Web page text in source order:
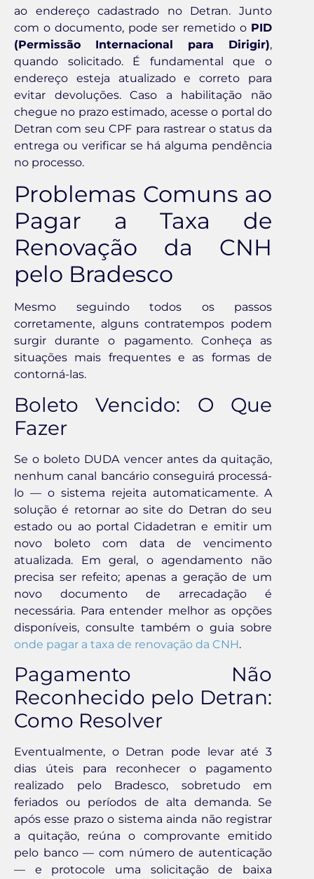
ao endereço cadastrado no Detran. Junto
com o documento, pode ser remetido o PID
(Permissão Internacional para Dirigir),
quando solicitado. É fundamental que o
endereço esteja atualizado e correto para
evitar devoluções. Caso a habilitação não
chegue no prazo estimado, acesse o portal do
Detran com seu CPF para rastrear o status da
entrega ou verificar se há alguma pendência
no processo.
Problemas Comuns ao
Pagar a Taxa de
Renovação da CNH
pelo Bradesco
Mesmo seguindo todos os passos
corretamente, alguns contratempos podem
surgir durante o pagamento. Conheça as
situações mais frequentes e as formas de
contorná-las.
Boleto Vencido: O Que
Fazer
Se o boleto DUDA vencer antes da quitação,
nenhum canal bancário conseguirá processá-
lo — o sistema rejeita automaticamente. A
solução é retornar ao site do Detran do seu
estado ou ao portal Cidadetran e emitir um
novo boleto com data de vencimento
atualizada. Em geral, o agendamento não
precisa ser refeito; apenas a geração de um
novo documento de arrecadação é
necessária. Para entender melhor as opções
disponíveis, consulte também o guia sobre
onde pagar a taxa de renovação da CNH.
Pagamento Não
Reconhecido pelo Detran:
Como Resolver
Eventualmente, o Detran pode levar até 3
dias úteis para reconhecer o pagamento
realizado pelo Bradesco, sobretudo em
feriados ou períodos de alta demanda. Se
após esse prazo o sistema ainda não registrar
a quitação, reúna o comprovante emitido
pelo banco — com número de autenticação
— e protocole uma solicitação de baixa